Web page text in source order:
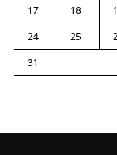
17
18
24
25
31